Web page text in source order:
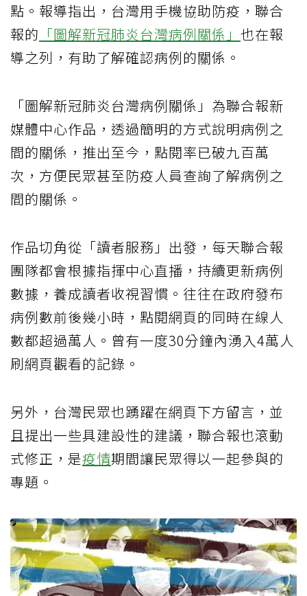
點。報導指出，台灣用手機協助防疫，聯合
報的 「圖解新冠肺炎台灣病例關係」 也在報
導之列，有助了解確認病例的關係。
「圖解新冠肺炎台灣病例關係」為聯合報新
媒體中心作品，透過簡明的方式說明病例之
間的關係，推出至今，點閱率已破九百萬
次，方便民眾甚至防疫人員查詢了解病例之
間的關係。
作品切角從「讀者服務」出發，每天聯合報
團隊都會根據指揮中心直播，持續更新病例
數據，養成讀者收視習慣。往往在政府發布
病例數前後幾小時，點閱網頁的同時在線人
數都超過萬人。曾有一度30分鐘內湧入4萬人
刷網頁觀看的記錄。
另外，台灣民眾也踴躍在網頁下方留言，並
且提出一些具建設性的建議，聯合報也滾動
式修正，是疫情期間讓民眾得以一起參與的
專題。